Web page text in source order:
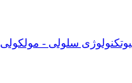
سلولی - مولکولی